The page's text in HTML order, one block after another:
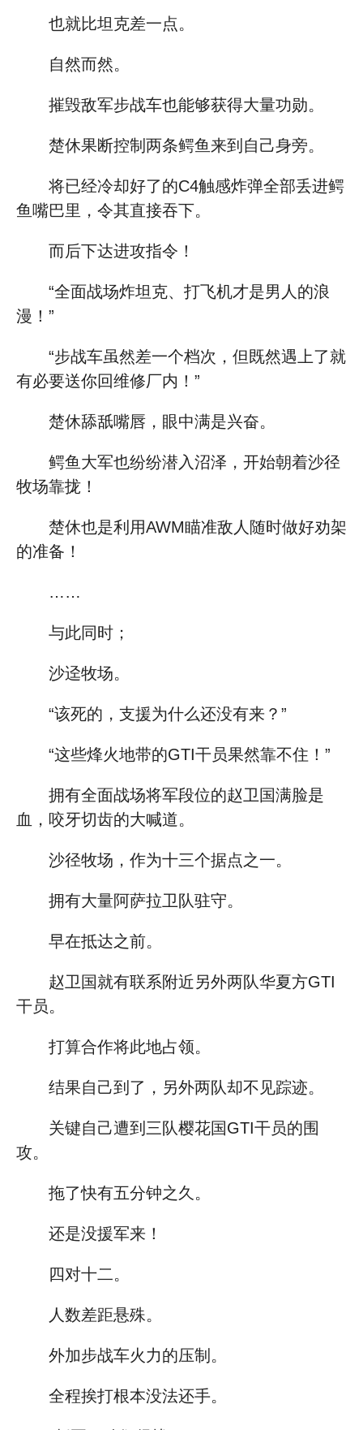
也就比坦克差一点。
自然而然。
摧毁敌军步战车也能够获得大量功勋。
楚休果断控制两条鳄鱼来到自己身旁。
将已经冷却好了的C4触感炸弹全部丢进鳄
鱼嘴巴里，令其直接吞下。
而后下达进攻指令！
“全面战场炸坦克、打飞机才是男人的浪
漫！”
“步战车虽然差一个档次，但既然遇上了就
有必要送你回维修厂内！”
楚休舔舐嘴唇，眼中满是兴奋。
鳄鱼大军也纷纷潜入沼泽，开始朝着沙径
牧场靠拢！
楚休也是利用AWM瞄准敌人随时做好劝架
的准备！
……
与此同时；
沙迳牧场。
“该死的，支援为什么还没有来？”
“这些烽火地带的GTI干员果然靠不住！”
拥有全面战场将军段位的赵卫国满脸是
血，咬牙切齿的大喊道。
沙径牧场，作为十三个据点之一。
拥有大量阿萨拉卫队驻守。
早在抵达之前。
赵卫国就有联系附近另外两队华夏方GTI
干员。
打算合作将此地占领。
结果自己到了，另外两队却不见踪迹。
关键自己遭到三队樱花国GTI干员的围
攻。
拖了快有五分钟之久。
还是没援军来！
四对十二。
人数差距悬殊。
外加步战车火力的压制。
全程挨打根本没法还手。